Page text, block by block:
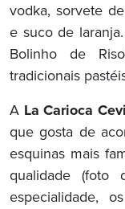
vodka, sorvete
e suco de
Bolinho de
tradicionais
A La Carioca
que gosta de
esquinas mais
qualidade
especialidade,